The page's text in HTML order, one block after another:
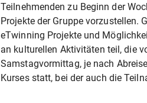
Teilnehmenden zu Beginn der
Projekte der Gruppe vorzustellen.
eTwinning Projekte und
an kulturellen Aktivitäten teil, die
Samstagvormittag, je nach
Kurses statt, bei der auch die